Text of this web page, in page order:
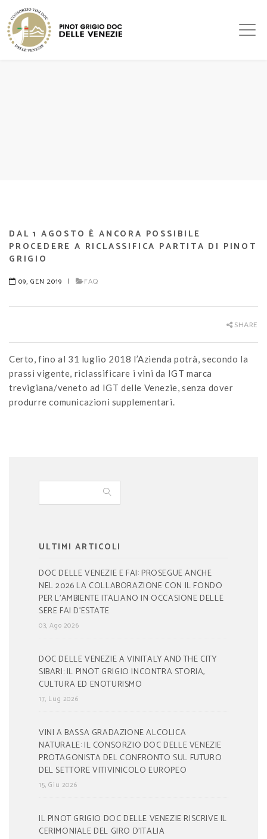
DAL 1 AGOSTO È ANCORA POSSIBILE
PROCEDERE A RICLASSIFICA PARTITA DI PINOT
GRIGIO
09, GEN 2019 | FAQ
SHARE
Certo, fino al 31 luglio 2018 l’Azienda potrà, secondo la
prassi vigente, riclassificare i vini da IGT marca
trevigiana/veneto ad IGT delle Venezie, senza dover
produrre comunicazioni supplementari.
ULTIMI ARTICOLI
DOC DELLE VENEZIE E FAI: PROSEGUE ANCHE
NEL 2026 LA COLLABORAZIONE CON IL FONDO
PER L’AMBIENTE ITALIANO IN OCCASIONE DELLE
SERE FAI D’ESTATE
03, Ago 2026
DOC DELLE VENEZIE A VINITALY AND THE CITY
SIBARI: IL PINOT GRIGIO INCONTRA STORIA,
CULTURA ED ENOTURISMO
17, Lug 2026
VINI A BASSA GRADAZIONE ALCOLICA
NATURALE: IL CONSORZIO DOC DELLE VENEZIE
PROTAGONISTA DEL CONFRONTO SUL FUTURO
DEL SETTORE VITIVINICOLO EUROPEO
15, Giu 2026
IL PINOT GRIGIO DOC DELLE VENEZIE RISCRIVE IL
CERIMONIALE DEL GIRO D’ITALIA